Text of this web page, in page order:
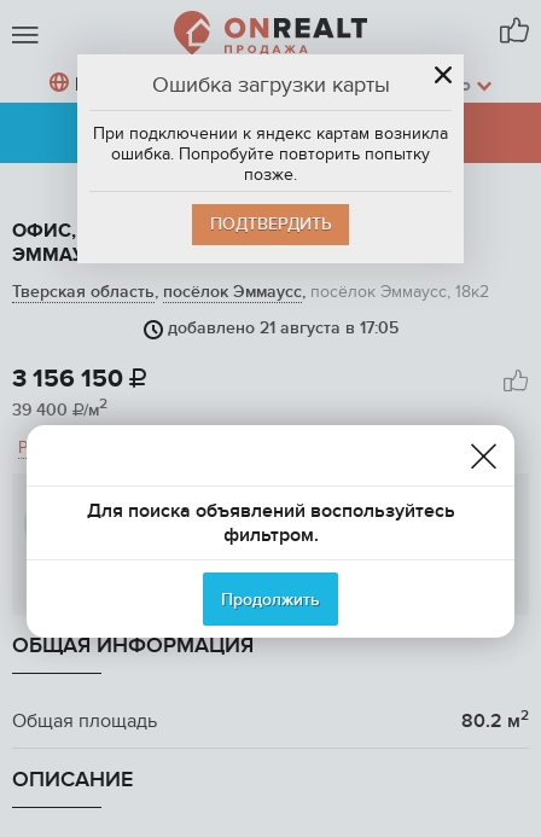
ПОСЁЛОК ЭММАУСС,ТВЕРСКАЯ ОБЛАСТЬ
АРЕНДА
ПРОДАЖА
ОФИС, 80.2 М2, НА ПРОДАЖУ В ПОСЁЛКЕ
ЭММАУСС, ПОСЁЛОК ЭММАУСС, 18К2
Тверская область, посёлок Эммаусс, посёлок Эммаусс, 18к2
добавлено 21 августа в 17:05
1 / 10
3 156 150 
39 400 /м2
Рассчитать ипотеку
АО "Российский Аукционный
Дом" Недвижимость
ОБЩАЯ ИНФОРМАЦИЯ
Общая площадь 80.2 м2
ОПИСАНИЕ
Ошибка загрузки карты
При подключении к яндекс картам возникла
ошибка. Попробуйте повторить попытку
позже.
ПОДТВЕРДИТЬ
Для поиска объявлений воспользуйтесь
фильтром.
Продолжить